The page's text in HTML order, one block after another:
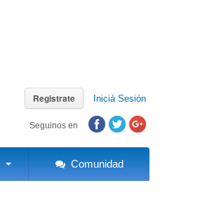
Registrate Iniciá Sesión
Seguinos en
Comunidad